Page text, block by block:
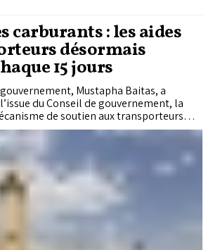
carburants : les aides
désormais
15 jours
Mustapha Baitas, a
du Conseil de gouvernement, la
de soutien aux transporteurs
volatilité des prix des carburants. Il a
exceptionnelle sera désormais versée